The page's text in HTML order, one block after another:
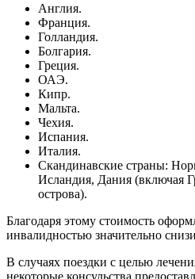
Англия.
Франция.
Голландия.
Болгария.
Греция.
ОАЭ.
Кипр.
Мальта.
Чехия.
Испания.
Италия.
Скандинавские страны:
Исландия, Дания (включая
острова).
Благодаря этому стоимость
инвалидностью значительно
В случаях поездки с целью
некоторые консульства